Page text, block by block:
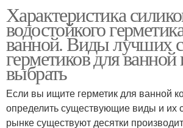
Характеристика
водостойкого
ванной. Виды лучших
герметиков для ванной
выбрать
Если вы ищите герметик для ванной
определить существующие виды и их
рынке существуют десятки